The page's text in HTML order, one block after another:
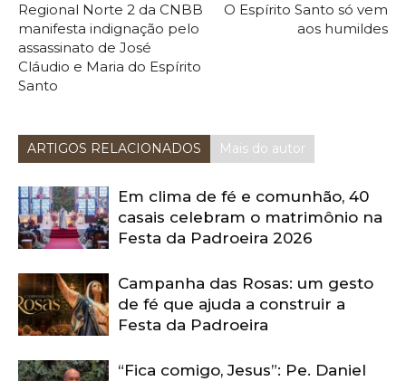
Regional Norte 2 da CNBB
manifesta indignação pelo
assassinato de José
Cláudio e Maria do Espírito
Santo
O Espírito Santo só vem
aos humildes
ARTIGOS RELACIONADOS Mais do autor
Em clima de fé e comunhão, 40
casais celebram o matrimônio na
Festa da Padroeira 2026
Campanha das Rosas: um gesto
de fé que ajuda a construir a
Festa da Padroeira
“Fica comigo, Jesus”: Pe. Daniel